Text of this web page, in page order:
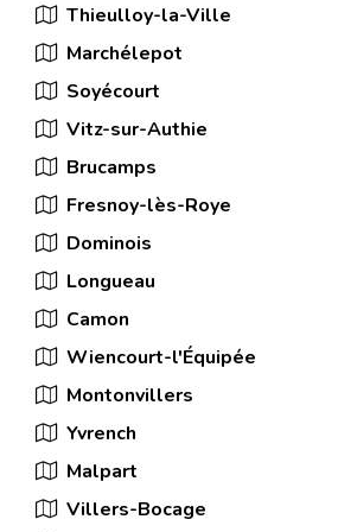
Thieulloy-la-Ville
Marchélepot
Soyécourt
Vitz-sur-Authie
Brucamps
Fresnoy-lès-Roye
Dominois
Longueau
Camon
Wiencourt-l'Équipée
Montonvillers
Yvrench
Malpart
Villers-Bocage